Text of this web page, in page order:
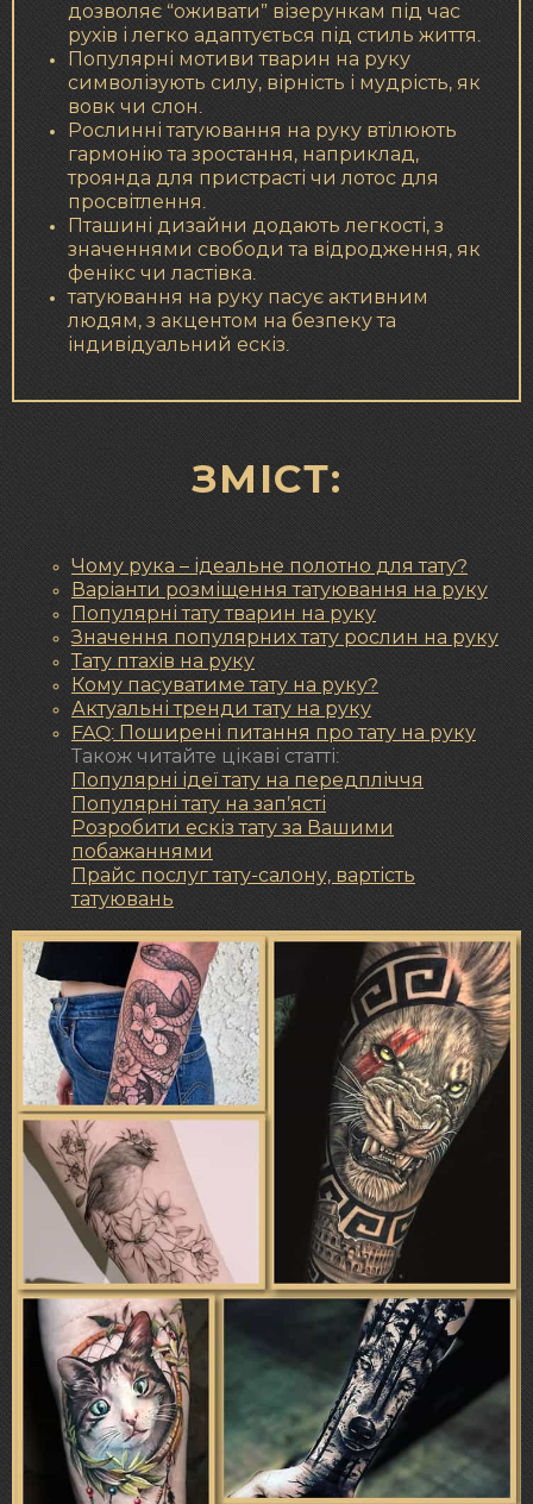
дозволяє “оживати” візерункам під час
рухів і легко адаптується під стиль життя.
Популярні мотиви тварин на руку
символізують силу, вірність і мудрість, як
вовк чи слон.
Рослинні татуювання на руку втілюють
гармонію та зростання, наприклад,
троянда для пристрасті чи лотос для
просвітлення.
Пташині дизайни додають легкості, з
значеннями свободи та відродження, як
фенікс чи ластівка.
татуювання на руку пасує активним
людям, з акцентом на безпеку та
індивідуальний ескіз.
ЗМІСТ:
Чому рука – ідеальне полотно для тату?
Варіанти розміщення татуювання на руку
Популярні тату тварин на руку
Значення популярних тату рослин на руку
Тату птахів на руку
Кому пасуватиме тату на руку?
Актуальні тренди тату на руку
FAQ: Поширені питання про тату на руку
Також читайте цікаві статті:
Популярні ідеї тату на передпліччя
Популярні тату на зап’ясті
Розробити ескіз тату за Вашими
побажаннями
Прайс послуг тату-салону, вартість
татуювань